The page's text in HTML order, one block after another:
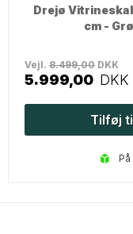
Drejø
cm -
Vejl. 8.499,00 DKK
5.999,00 DKK
Tilføj